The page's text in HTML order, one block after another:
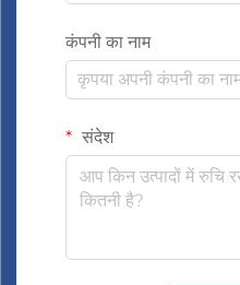
कंपनी का नाम
संदेश